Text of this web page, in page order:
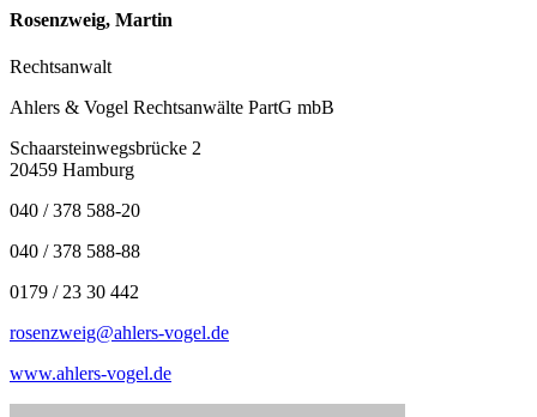
Rosenzweig, Martin
Rechtsanwalt
Ahlers & Vogel Rechtsanwälte PartG mbB
Schaarsteinwegsbrücke 2
20459 Hamburg
040 / 378 588-20
040 / 378 588-88
0179 / 23 30 442
rosenzweig@ahlers-vogel.de
www.ahlers-vogel.de